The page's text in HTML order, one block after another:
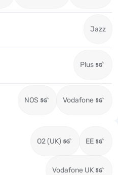
Jazz
Plus
NOS Vodafone
O2 (UK) EE
Vodafone UK